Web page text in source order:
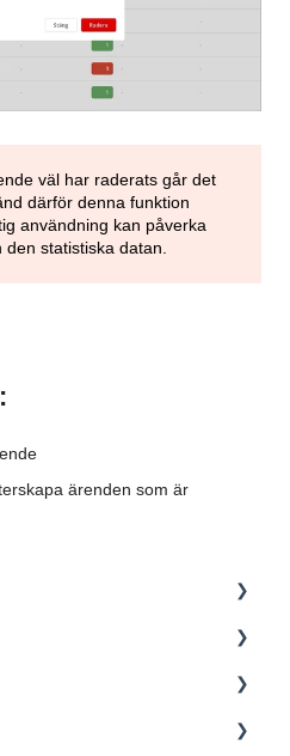
väl har raderats går det
därför denna funktion
användning kan påverka
statistiska datan.
ärenden som är